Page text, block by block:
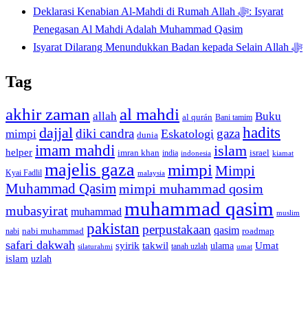
Deklarasi Kenabian Al-Mahdi di Rumah Allah ﷻ: Isyarat
Penegasan Al Mahdi Adalah Muhammad Qasim
Isyarat Dilarang Menundukkan Badan kepada Selain Allah ﷻ
Tag
akhir zaman allah al mahdi al qurán Bani tamim Buku
mimpi dajjal diki candra dunia Eskatologi gazahadits
helper imam mahdi imran khan india indonesia islam israel kiamat
Kyai Fadlil majelis gaza malaysia mimpi Mimpi
Muhammad Qasim mimpi muhammad qosim
mubasyirat muhammad muhammad qasim muslim
nabi nabi muhammad pakistan perpustakaan qasim roadmap
safari dakwah silaturahmi syirik takwil tanah uzlah ulama umat Umat
islam uzlah